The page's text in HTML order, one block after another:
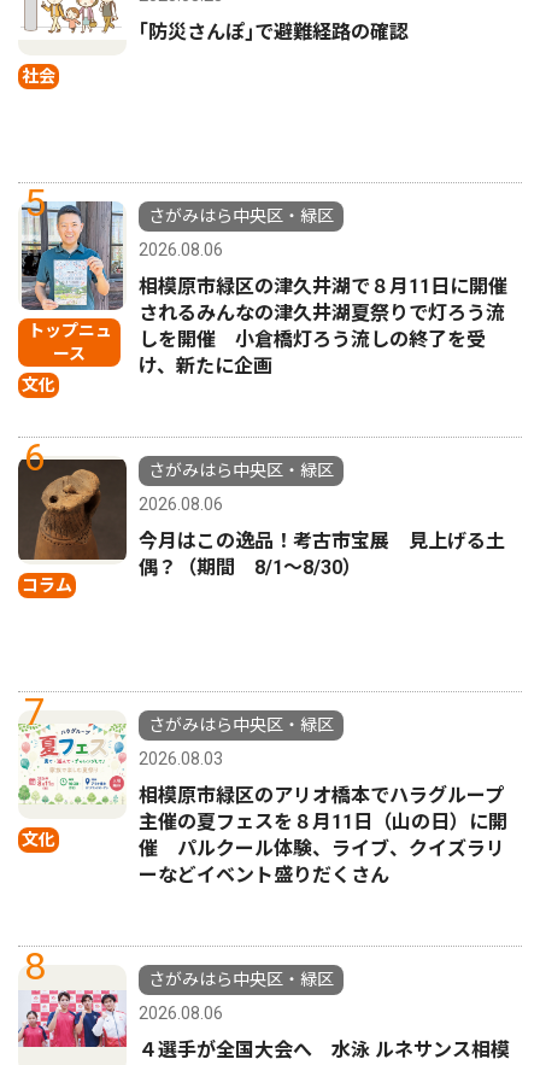
社会
｢防災さんぽ｣で避難経路の確認
5
トップニュ
ース
文化
さがみはら中央区・緑区
2026.08.06
相模原市緑区の津久井湖で８月11日に開催
されるみんなの津久井湖夏祭りで灯ろう流
しを開催 小倉橋灯ろう流しの終了を受
け、新たに企画
6
コラム
さがみはら中央区・緑区
2026.08.06
今月はこの逸品！考古市宝展 見上げる土
偶？（期間 8/1〜8/30）
7
文化
さがみはら中央区・緑区
2026.08.03
相模原市緑区のアリオ橋本でハラグループ
主催の夏フェスを８月11日（山の日）に開
催 パルクール体験、ライブ、クイズラリ
ーなどイベント盛りだくさん
8
さがみはら中央区・緑区
2026.08.06
４選手が全国大会へ 水泳 ルネサンス相模